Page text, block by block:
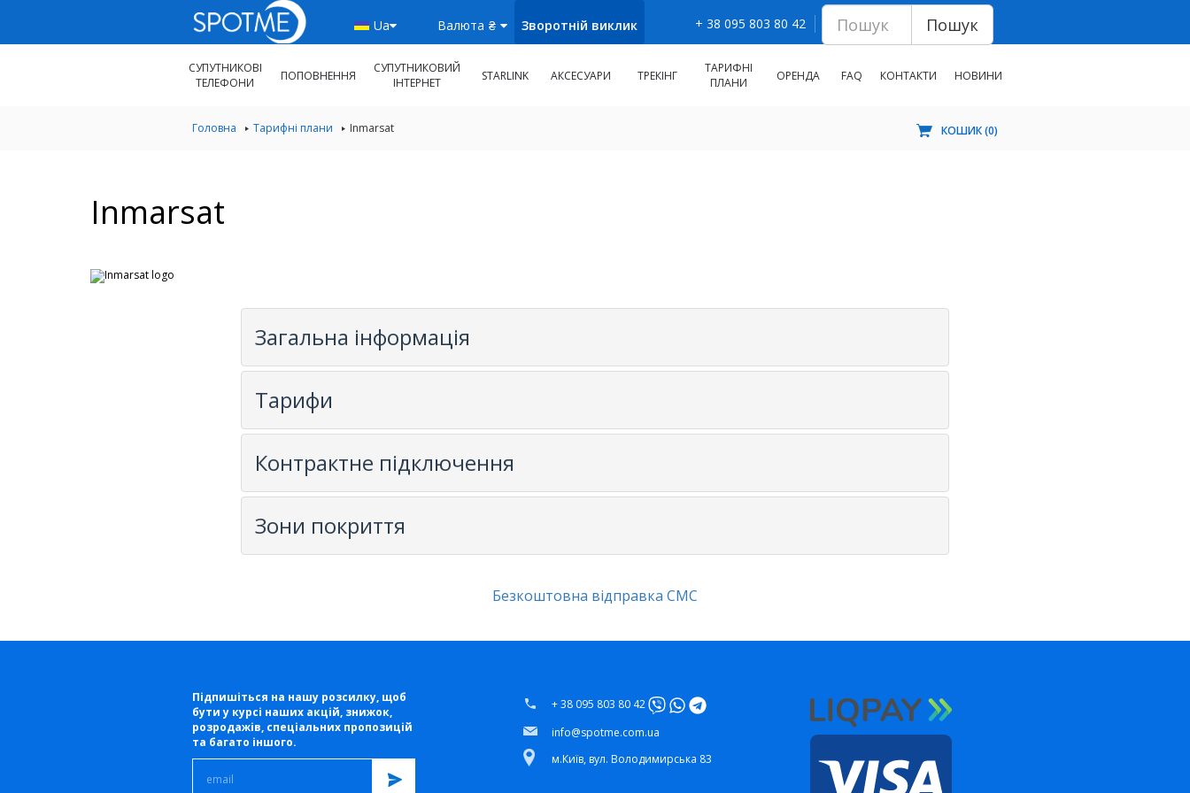
Ua Валюта ₴ Зворотній виклик + 38 095 803 80 42 Пошук
СУПУТНИКОВІ
ТЕЛЕФОНИ
ПОПОВНЕННЯ
СУПУТНИКОВИЙ
ІНТЕРНЕТ
STARLINK АКСЕСУАРИ ТРЕКІНГ
ТАРИФНІ
ПЛАНИ
ОРЕНДА FAQ КОНТАКТИ НОВИНИ
Головна Тарифні плани Inmarsat КОШИК (0)
Inmarsat
Загальна інформація
Тарифи
Контрактне підключення
Зони покриття
Безкоштовна відправка СМС
Підпишіться на нашу розсилку, щоб
бути у курсі наших акцій, знижок,
розродажів, спеціальних пропозицій
та багато іншого.
+ 38 095 803 80 42
info@spotme.com.ua
м.Київ, вул. Володимирська 83